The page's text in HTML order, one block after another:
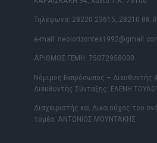
Τηλέφωνα: 28220 23615, 28210
e-mail:
ΑΡΙΘΜΟΣ ΓΕΜΗ: 75072958000
Νόμιμος Εκπρόσωπος –
Διευθυντής Σύνταξης: ΕΛΕΝΗ
Διαχειριστής και Δικαιούχος του
τομέα: ΑΝΤΩΝΙΟΣ ΜΟΥΝΤΑΚΗΣ